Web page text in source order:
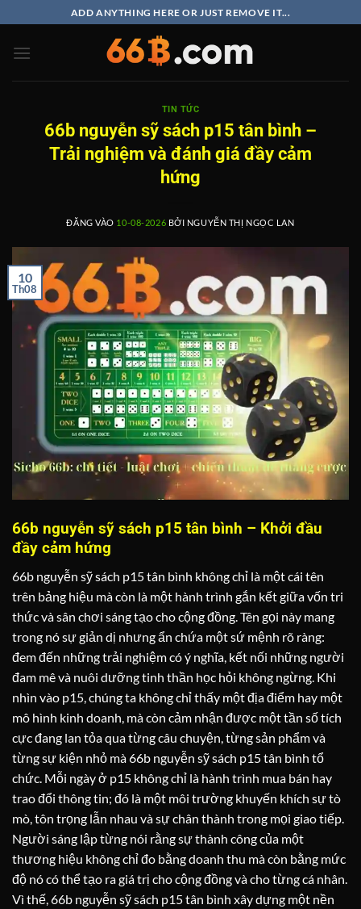
qua
nội
ADD ANYTHING HERE OR JUST REMOVE IT...
TIN TỨC
66b nguyễn sỹ sách p15 tân bình –
Trải nghiệm và đánh giá đầy cảm
hứng
ĐĂNG VÀO 10-08-2026 BỞI NGUYỄN THỊ NGỌC LAN
10
Th08
66b nguyễn sỹ sách p15 tân bình – Khởi đầu
đầy cảm hứng
66b nguyễn sỹ sách p15 tân bình không chỉ là một cái tên
trên bảng hiệu mà còn là một hành trình gắn kết giữa vốn tri
thức và sân chơi sáng tạo cho cộng đồng. Tên gọi này mang
trong nó sự giản dị nhưng ẩn chứa một sứ mệnh rõ ràng:
đem đến những trải nghiệm có ý nghĩa, kết nối những người
đam mê và nuôi dưỡng tinh thần học hỏi không ngừng. Khi
nhìn vào p15, chúng ta không chỉ thấy một địa điểm hay một
mô hình kinh doanh, mà còn cảm nhận được một tần số tích
cực đang lan tỏa qua từng câu chuyện, từng sản phẩm và
từng sự kiện nhỏ mà 66b nguyễn sỹ sách p15 tân bình tổ
chức. Mỗi ngày ở p15 không chỉ là hành trình mua bán hay
trao đổi thông tin; đó là một môi trường khuyến khích sự tò
mò, tôn trọng lẫn nhau và sự chân thành trong mọi giao tiếp.
Người sáng lập từng nói rằng sự thành công của một
thương hiệu không chỉ đo bằng doanh thu mà còn bằng mức
độ nó có thể tạo ra giá trị cho cộng đồng và cho từng cá nhân.
Vì thế, 66b nguyễn sỹ sách p15 tân bình xây dựng một nền